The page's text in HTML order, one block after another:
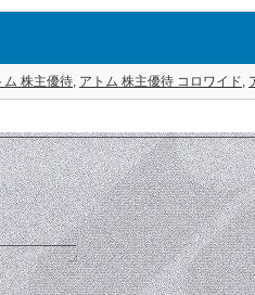
ム 株主優待, アトム 株主優待 コロワイド,